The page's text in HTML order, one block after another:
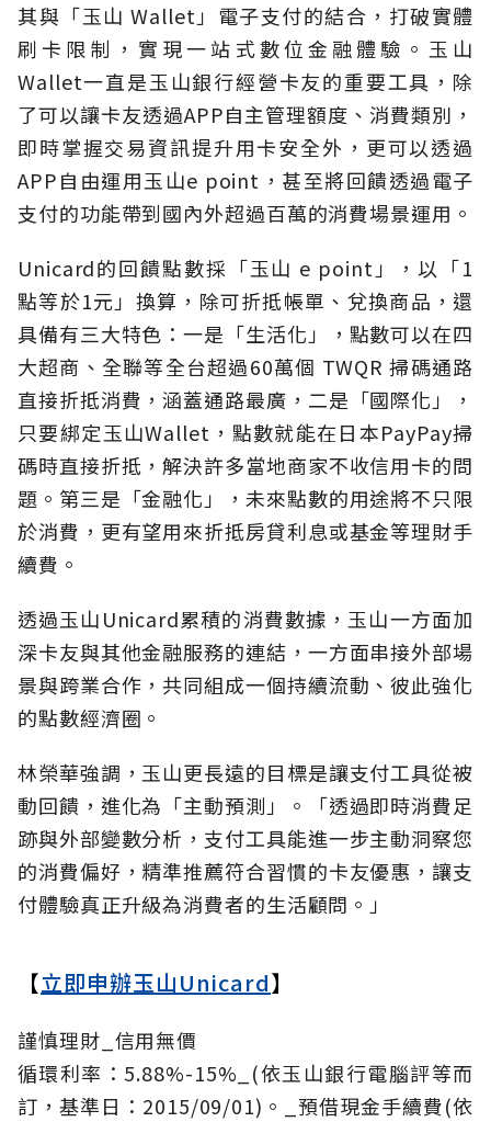
其與「玉山 Wallet」電子支付的結合，打破實體
刷卡限制，實現一站式數位金融體驗。玉山
Wallet一直是玉山銀行經營卡友的重要工具，除
了可以讓卡友透過APP自主管理額度、消費類別，
即時掌握交易資訊提升用卡安全外，更可以透過
APP自由運用玉山e point，甚至將回饋透過電子
支付的功能帶到國內外超過百萬的消費場景運用。
Unicard的回饋點數採「玉山 e point」，以「1
點等於1元」換算，除可折抵帳單、兌換商品，還
具備有三大特色：一是「生活化」，點數可以在四
大超商、全聯等全台超過60萬個 TWQR 掃碼通路
直接折抵消費，涵蓋通路最廣，二是「國際化」，
只要綁定玉山Wallet，點數就能在日本PayPay掃
碼時直接折抵，解決許多當地商家不收信用卡的問
題。第三是「金融化」，未來點數的用途將不只限
於消費，更有望用來折抵房貸利息或基金等理財手
續費。
透過玉山Unicard累積的消費數據，玉山一方面加
深卡友與其他金融服務的連結，一方面串接外部場
景與跨業合作，共同組成一個持續流動、彼此強化
的點數經濟圈。
林榮華強調，玉山更長遠的目標是讓支付工具從被
動回饋，進化為「主動預測」。「透過即時消費足
跡與外部變數分析，支付工具能進一步主動洞察您
的消費偏好，精準推薦符合習慣的卡友優惠，讓支
付體驗真正升級為消費者的生活顧問。」
【立即申辦玉山Unicard】
謹慎理財_信用無價
循環利率：5.88%-15%_(依玉山銀行電腦評等而
訂，基準日：2015/09/01)。_預借現金手續費(依